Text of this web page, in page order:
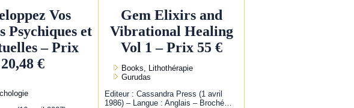
Vos
Psychiques et
– Prix
20,48 €
Gem Elixirs and
Vibrational Healing
Vol 1 – Prix 55 €
Books, Lithothérapie
Gurudas
Editeur : Cassandra Press (1 avril
1986) – Langue : Anglais – Broché…